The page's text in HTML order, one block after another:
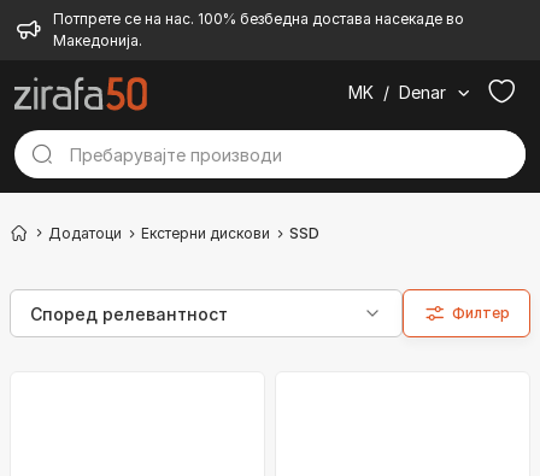
Потпрете се на нас. 100% безбедна достава насекаде во
Македонија.
MK / Denar
Додатоци Екстерни дискови SSD
Филтер